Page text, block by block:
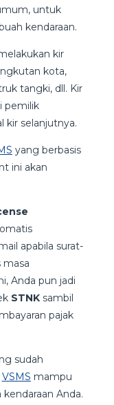
untuk
kendaraan.
kir
kota,
tangki, dll. Kir
pemilik
kir selanjutnya.
yang berbasis
ini akan
apabila surat-
masa
Anda pun jadi
STNKsambil
pajak
sudah
VSMS mampu
Anda.